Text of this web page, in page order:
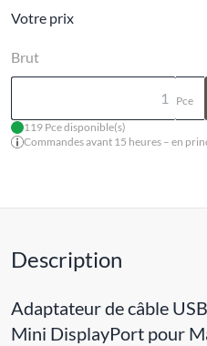
Votre prix
Brut
Pce
119 Pce disponible(s)
Commandes avant 15 heures – en
Description
Adaptateur de câble
Mini DisplayPort pour